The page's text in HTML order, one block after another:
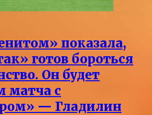
показала,
готов бороться
Он будет
матча с
— Гладилин